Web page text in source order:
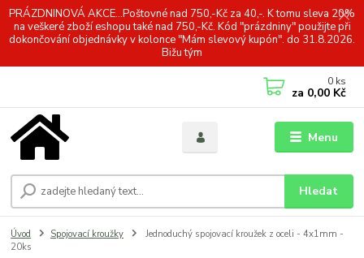
PRÁZDNINOVÁ AKCE...Poštovné nad 750,-Kč za 40,-. K tomu sleva 20%
na veškeré zboží eshopu také nad 750,-Kč. Kód "prázdniny" použijte při
dokončování objednávky v kolonce "Mám slevový kupón". do 31.8.2026.
Bižu tým
Menu
Hledat
0 ks
za 0,00 Kč
Úvod Spojovací kroužky
Jednoduchý spojovací kroužek z oceli - 4x1mm -
20ks